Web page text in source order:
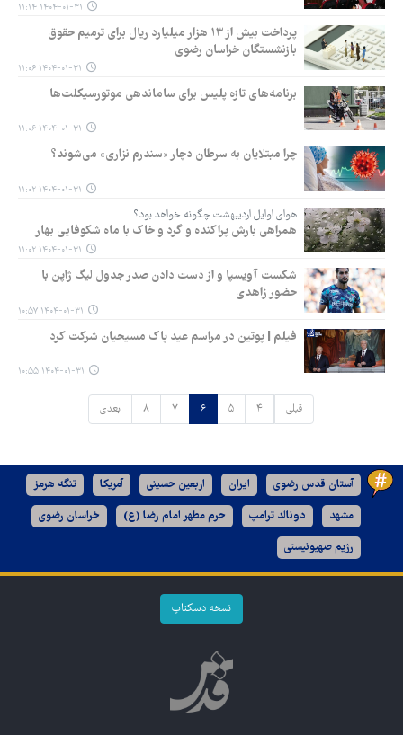
۱۴۰۴-۰۱-۳۱ ۱۱:۱۴
پرداخت بیش از ۱۳ هزار میلیارد ریال برای ترمیم حقوق
بازنشستگان خراسان رضوی
۱۴۰۴-۰۱-۳۱ ۱۱:۰۶
برنامه‌های تازه پلیس برای ساماندهی موتورسیکلت‌ها
۱۴۰۴-۰۱-۳۱ ۱۱:۰۶
چرا مبتلایان به سرطان دچار «سندرم نزاری» می‌شوند؟
۱۴۰۴-۰۱-۳۱ ۱۱:۰۲
هوای اوایل اردیبهشت چگونه خواهد بود؟
همراهی بارش پراکنده و گرد و خاک با ماه شکوفایی بهار
۱۴۰۴-۰۱-۳۱ ۱۱:۰۲
شکست آویسپا و از دست دادن صدر جدول لیگ ژاپن با
حضور زاهدی
۱۴۰۴-۰۱-۳۱ ۱۰:۵۷
فیلم | پوتین در مراسم عید پاک مسیحیان شرکت کرد
۱۴۰۴-۰۱-۳۱ ۱۰:۵۵
قبلی ۴ ۵ ۶ ۷ ۸ بعدی
آستان قدس رضوی ایران اربعین حسینی آمریکا تنگه هرمز
مشهد دونالد ترامپ حرم مطهر امام رضا (ع) خراسان رضوی
رژیم صهیونیستی
نسخه دسکتاپ